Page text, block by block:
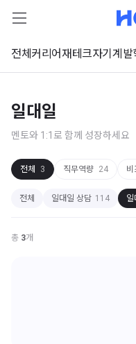
전체 커리어재테크자기계발
일대일
멘토와 1:1로 함께 성장하세요
전체 3 직무역량 24
전체 일대일 상담 114 일
총 3개